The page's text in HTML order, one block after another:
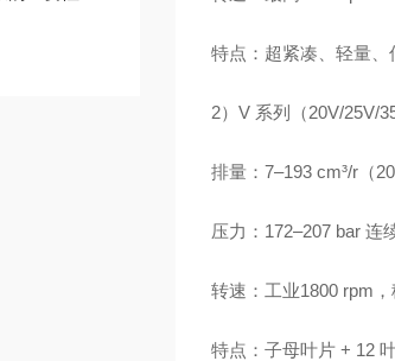
特点：超紧凑、轻量、
2）V 系列（20V/25V/
排量：7–193 cm³/r（
压力：172–207 bar 连
转速：工业1800 rpm
特点：子母叶片 + 12